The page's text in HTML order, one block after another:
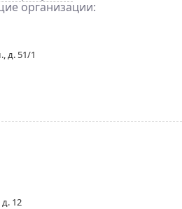
организации:
д. 51/1
12